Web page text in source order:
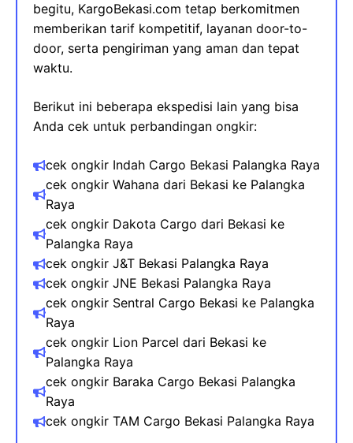
begitu, KargoBekasi.com tetap berkomitmen
memberikan tarif kompetitif, layanan door-to-
door, serta pengiriman yang aman dan tepat
waktu.
Berikut ini beberapa ekspedisi lain yang bisa
Anda cek untuk perbandingan ongkir:
cek ongkir Indah Cargo Bekasi Palangka Raya
cek ongkir Wahana dari Bekasi​ ke Palangka
Raya
cek ongkir Dakota Cargo dari Bekasi ke
Palangka Raya
cek ongkir J&T Bekasi Palangka Raya
cek ongkir JNE Bekasi Palangka Raya
cek ongkir Sentral Cargo Bekasi ke Palangka
Raya
cek ongkir Lion Parcel dari Bekasi ke
Palangka Raya​
cek ongkir Baraka Cargo Bekasi Palangka
Raya
cek ongkir TAM Cargo Bekasi Palangka Raya